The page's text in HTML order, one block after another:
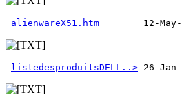
alienwareX51.htm
listedesproduitsDELL..>